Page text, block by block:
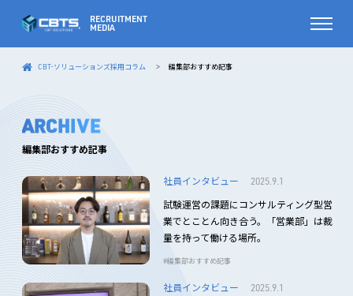
CBT-ソリューションズ採用コラム >編集部おすすめ記事
ARCHIVE
編集部おすすめ記事
社員インタビュー 2025.9.1
試験運営の課題にコンサルティング型営
業でとことん向き合う。「営業部」は裁
量を持って働ける場所。
編集部おすすめ記事
社員インタビュー 2025.9.1